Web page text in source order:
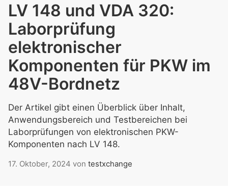
LV 148 und VDA 320:
Laborprüfung
elektronischer
Komponenten für PKW im
48V-Bordnetz
Der Artikel gibt einen Überblick über Inhalt,
Anwendungsbereich und Testbereichen bei
Laborprüfungen von elektronischen PKW-
Komponenten nach LV 148.
17. Oktober, 2024 von testxchange